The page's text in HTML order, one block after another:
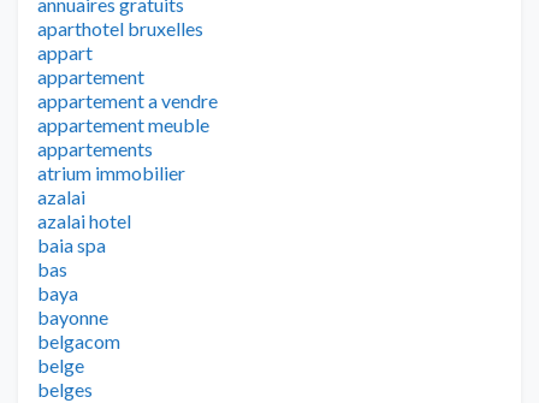
aparthotel bruxelles
appart
appartement
appartement a vendre
appartement meuble
appartements
atrium immobilier
azalai
azalai hotel
baia spa
bas
baya
bayonne
belgacom
belge
belges